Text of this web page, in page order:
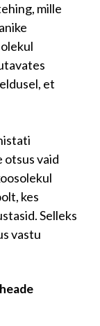
mille
et
vaid
kes
Selleks
vastu